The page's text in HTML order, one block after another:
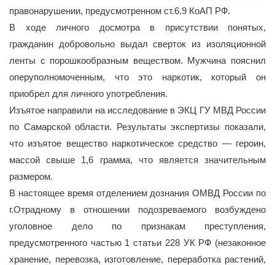
правонарушении, предусмотренном ст.6.9 КоАП РФ.
В ходе личного досмотра в присутствии понятых,
гражданин добровольно выдал сверток из изоляционной
ленты с порошкообразным веществом. Мужчина пояснил
оперуполномоченным, что это наркотик, который он
приобрел для личного употребления.
Изъятое направили на исследование в ЭКЦ ГУ МВД России
по Самарской области. Результаты экспертизы показали,
что изъятое вещество наркотическое средство — героин,
массой свыше 1,6 грамма, что является значительным
размером.
В настоящее время отделением дознания ОМВД России по
г.Отрадному в отношении подозреваемого возбуждено
уголовное дело по признакам преступления,
предусмотренного частью 1 статьи 228 УК РФ (незаконное
хранение, перевозка, изготовление, переработка растений,